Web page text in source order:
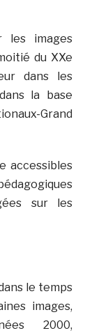
les images
du XXe
dans les
la base
Grand
accessibles
sur les
le temps
images,
2000,